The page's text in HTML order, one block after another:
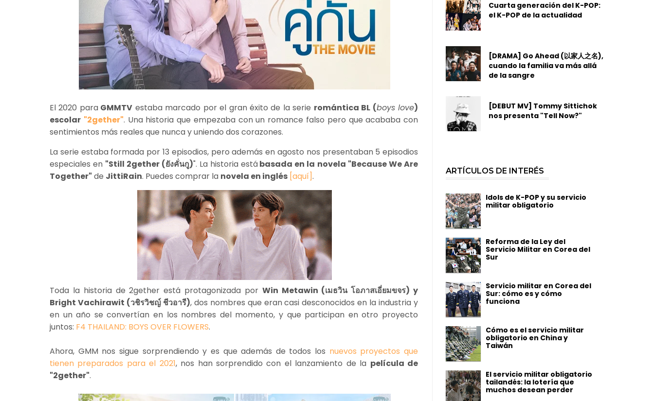
El 2020 paraGMMTV estaba marcado por el gran éxito de la serie romántica BL (boys love)
escolar "2gether". Una historia que empezaba con un romance falso pero que acababa con
sentimientos más reales que nunca y uniendo dos corazones.
La serie estaba formada por 13 episodios, pero además en agosto nos presentaban 5 episodios
especiales en "Still 2gether (ยังคั่นกู)". La historia estábasada en la novela "Because We Are
Together" de JittiRain. Puedes comprar la novela en inglés [aquí].
Toda la historia de 2gether está protagonizada por Win Metawin (เมธวิน โอภาสเอี่ยมขจร) y
Bright Vachirawit (วชิรวิชญ์ ชีวอารี), dos nombres que eran casi desconocidos en la industria y
en un año se convertían en los nombres del momento, y que participan en otro proyecto
juntos: F4 THAILAND: BOYS OVER FLOWERS.
Ahora, GMM nos sigue sorprendiendo y es que además de todos los nuevos proyectos que
tienen preparados para el 2021, nos han sorprendido con el lanzamiento de la película de
"2gether".
Cuarta generación del K-POP:
el K-POP de la actualidad
[DRAMA] Go Ahead (以家人之名),
cuando la familia va más allá
de la sangre
[DEBUT MV] Tommy Sittichok
nos presenta "Tell Now?"
ARTÍCULOS DE INTERÉS
Idols de K-POP y su servicio
militar obligatorio
Reforma de la Ley del
Servicio Militar en Corea del
Sur
Servicio militar en Corea del
Sur: cómo es y cómo
funciona
Cómo es el servicio militar
obligatorio en China y
Taiwán
El servicio militar obligatorio
tailandés: la lotería que
muchos desean perder